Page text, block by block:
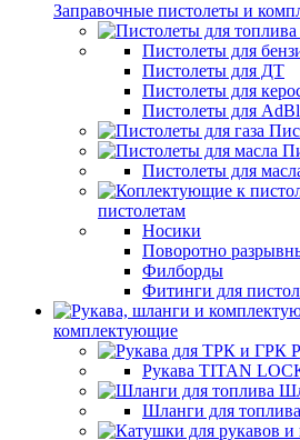
Заправочные пистолеты и
Пистолеты для
Пистолеты для ДТ
Пистолеты для
Пистолеты для
Пистолеты для
пистолетам
Носики
Поворотно
Филборды
Фитинги для
комплектующие
Рукава TITAN
Шланги для